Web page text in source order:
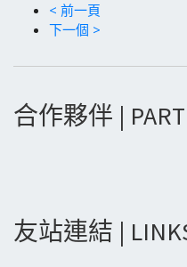
< 前一頁
下一個 >
合作夥伴 |
友站連結 |